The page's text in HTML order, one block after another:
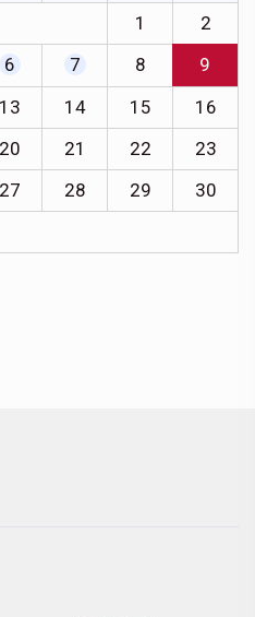
1
2
6 7 8
9
13 14 15
16
20 21 22
23
27 28 29
30